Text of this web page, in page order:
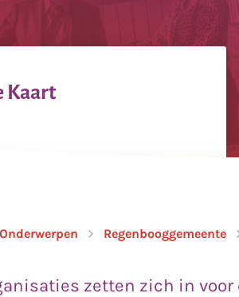
Kaart
Onderwerpen Regenbooggemeente
zetten zich in